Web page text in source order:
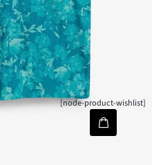
[node-product-wishlist]